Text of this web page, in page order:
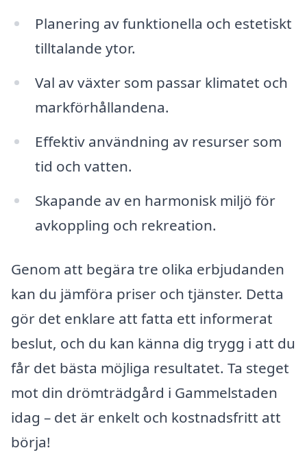
Planering av funktionella och estetiskt
tilltalande ytor.
Val av växter som passar klimatet och
markförhållandena.
Effektiv användning av resurser som
tid och vatten.
Skapande av en harmonisk miljö för
avkoppling och rekreation.
Genom att begära tre olika erbjudanden
kan du jämföra priser och tjänster. Detta
gör det enklare att fatta ett informerat
beslut, och du kan känna dig trygg i att du
får det bästa möjliga resultatet. Ta steget
mot din drömträdgård i Gammelstaden
idag – det är enkelt och kostnadsfritt att
börja!